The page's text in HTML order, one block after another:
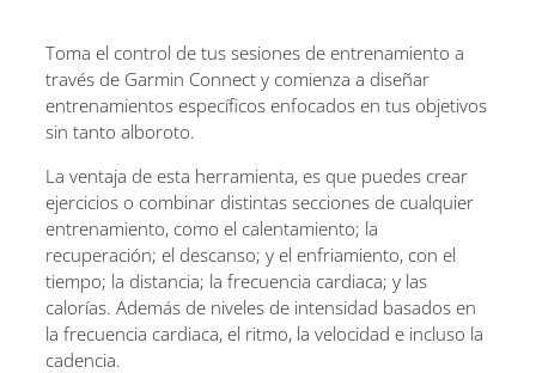
Toma el control de tus sesiones de entrenamiento a
través de Garmin Connect y comienza a diseñar
entrenamientos específicos enfocados en tus objetivos
sin tanto alboroto.
La ventaja de esta herramienta, es que puedes crear
ejercicios o combinar distintas secciones de cualquier
entrenamiento, como el calentamiento; la
recuperación; el descanso; y el enfriamiento, con el
tiempo; la distancia; la frecuencia cardiaca; y las
calorías. Además de niveles de intensidad basados en
la frecuencia cardiaca, el ritmo, la velocidad e incluso la
cadencia.